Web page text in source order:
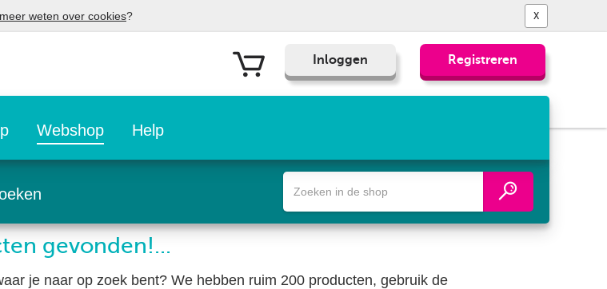
meer weten over cookies? X
Inloggen Registreren
Webshop Help
een
wandel-
gevonden!...
je naar op zoek bent? We hebben ruim 200 producten, gebruik de